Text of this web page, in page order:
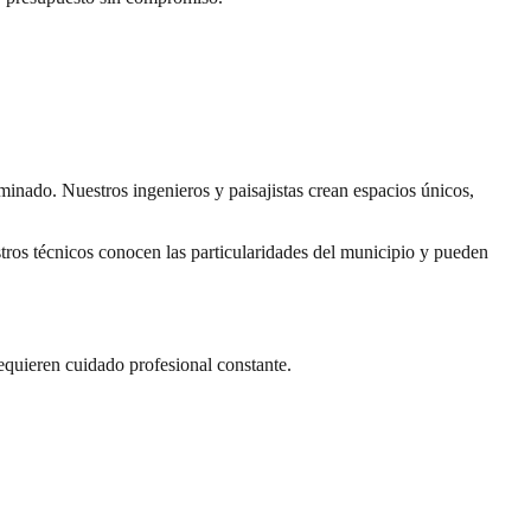
Nuestros ingenieros y paisajistas crean espacios únicos,
técnicos conocen las particularidades del municipio y pueden
cuidado profesional constante.